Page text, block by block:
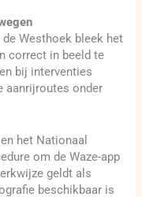
Westhoek bleek het
correct in beeld te
bij interventies
aanrijroutes onder
het Nationaal
om de Waze-app
geldt als
beschikbaar is